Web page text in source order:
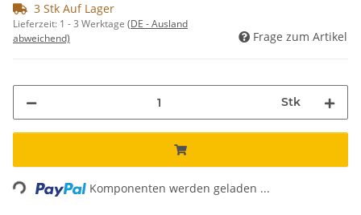
3 Stk Auf Lager
Lieferzeit: 1 - 3 Werktage (DE - Ausland
abweichend)
Frage zum Artikel
Stk
Komponenten werden geladen ...